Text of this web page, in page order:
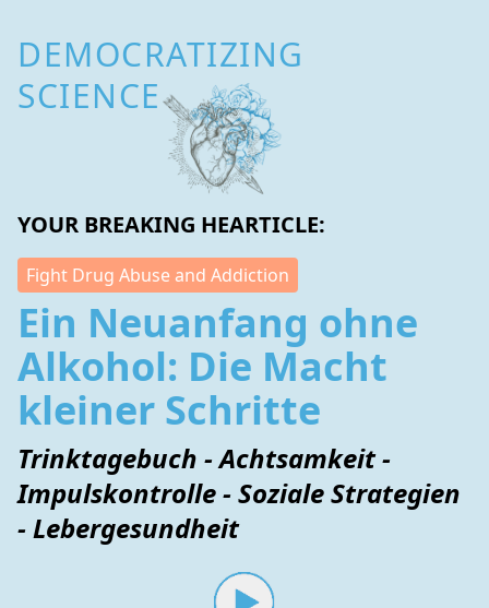
DEMOCRATIZING
SCIENCE
YOUR BREAKING HEARTICLE:
Fight Drug Abuse and Addiction
Ein Neuanfang ohne
Alkohol: Die Macht
kleiner Schritte
Trinktagebuch - Achtsamkeit -
Impulskontrolle - Soziale Strategien
- Lebergesundheit